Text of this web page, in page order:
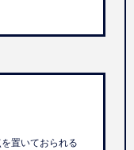
置いておられる